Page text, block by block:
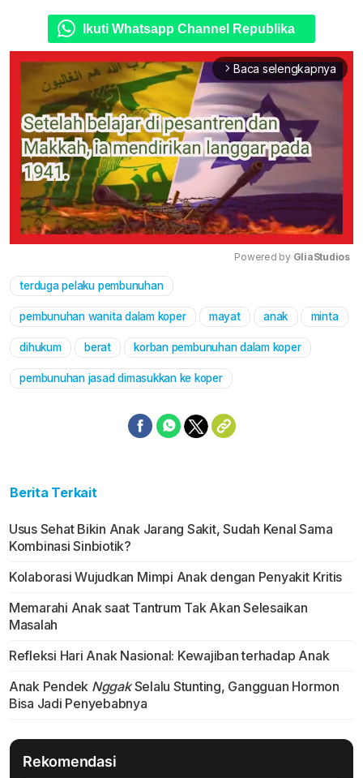
Ikuti Whatsapp Channel Republika
arrow_forward_ios Baca selengkapnya
Powered by GliaStudios
terduga pelaku pembunuhan
pembunuhan wanita dalam koper mayat anak minta
dihukum berat korban pembunuhan dalam koper
pembunuhan jasad dimasukkan ke koper
Berita Terkait
Usus Sehat Bikin Anak Jarang Sakit, Sudah Kenal Sama
Kombinasi Sinbiotik?
Kolaborasi Wujudkan Mimpi Anak dengan Penyakit Kritis
Memarahi Anak saat Tantrum Tak Akan Selesaikan
Masalah
Refleksi Hari Anak Nasional: Kewajiban terhadap Anak
Anak Pendek NggakSelalu Stunting, Gangguan Hormon
Bisa Jadi Penyebabnya
Rekomendasi